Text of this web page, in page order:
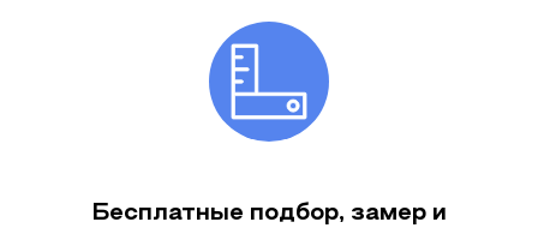
Бесплатные подбор, замер и